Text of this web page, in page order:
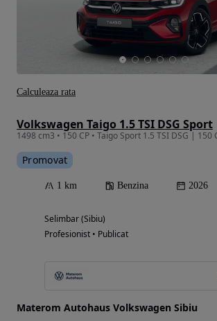
Volkswagen Taigo 1.5 TSI DSG Sport
Promovat
1 km Benzina 2026
Selimbar (Sibiu)
Profesionist • Publicat
Materom Autohaus Volkswagen Sibiu
Calculeaza rata